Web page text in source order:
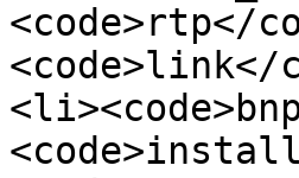
<code>rtp</
<code>link</